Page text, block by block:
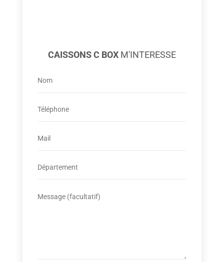
CAISSONS C BOX